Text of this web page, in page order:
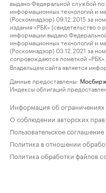
выдано Федеральной службой по
информационных технологий и
(Роскомнадзор) 09.12.2015 за
издания «РБК» (свидетельство о
информации выдано
информационных технологий и
(Роскомнадзор) 03.12.2021 за
сопровождаются пометкой «РБК».
Владельцем сайта является
Данные предоставлены:
Индексы облигаций
Информация об ограничениях
О соблюдении авторских прав
Пользовательское соглашение
Политика в отношении
Политика обработки файлов